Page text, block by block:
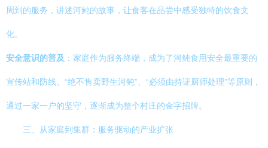
周到的服务，讲述河鲀的故事，让食客在品尝中感受独特的饮食文
化。
安全意识的普及 ：家庭作为服务终端，成为了河鲀食用安全最重要的
宣传站和防线。“绝不售卖野生河鲀”、“必须由持证厨师处理”等原则，
通过一家一户的坚守，逐渐成为整个村庄的金字招牌。
三、从家庭到集群：服务驱动的产业扩张